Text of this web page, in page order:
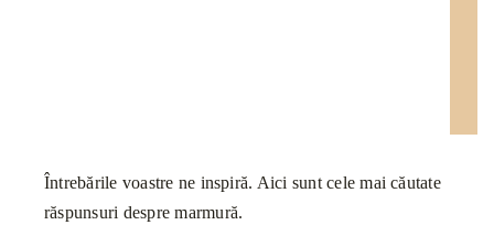
Întrebările voastre ne inspiră. Aici sunt cele mai căutate
răspunsuri despre marmură.